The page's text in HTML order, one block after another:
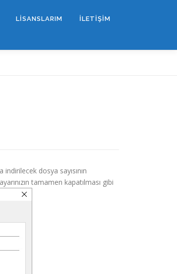
LİSANSLARIM İLETİŞİM
dosya sayısının
tamamen kapatılması gibi